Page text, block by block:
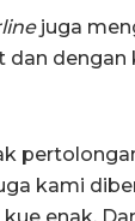
juga
dengan
kami
enak.